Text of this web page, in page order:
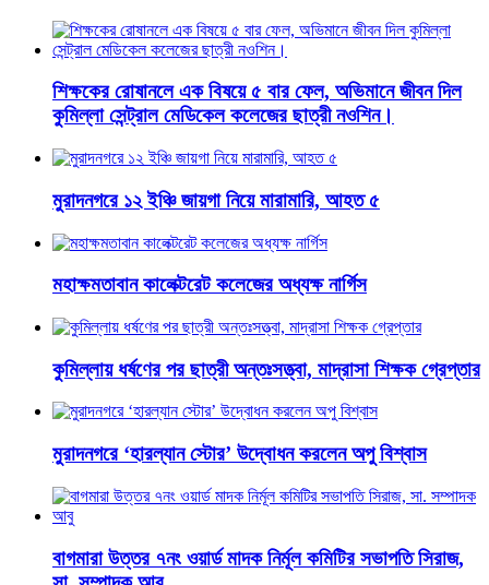
শিক্ষকের রোষানলে এক বিষয়ে ৫ বার ফেল, অভিমানে জীবন দিল
কুমিল্লা সেন্ট্রাল মেডিকেল কলেজের ছাত্রী নওশিন।
মুরাদনগরে ১২ ইঞ্চি জায়গা নিয়ে মারামারি, আহত ৫
মহাক্ষমতাবান কালেক্টরেট কলেজের অধ্যক্ষ নার্গিস
কুমিল্লায় ধর্ষণের পর ছাত্রী অন্তঃসত্ত্বা, মাদ্রাসা শিক্ষক গ্রেপ্তার
মুরাদনগরে ‘হারল্যান স্টোর’ উদ্বোধন করলেন অপু বিশ্বাস
বাগমারা উত্তর ৭নং ওয়ার্ড মাদক নির্মূল কমিটির সভাপতি সিরাজ,